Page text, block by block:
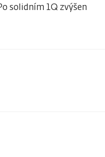
solidním 1Q zvýšen